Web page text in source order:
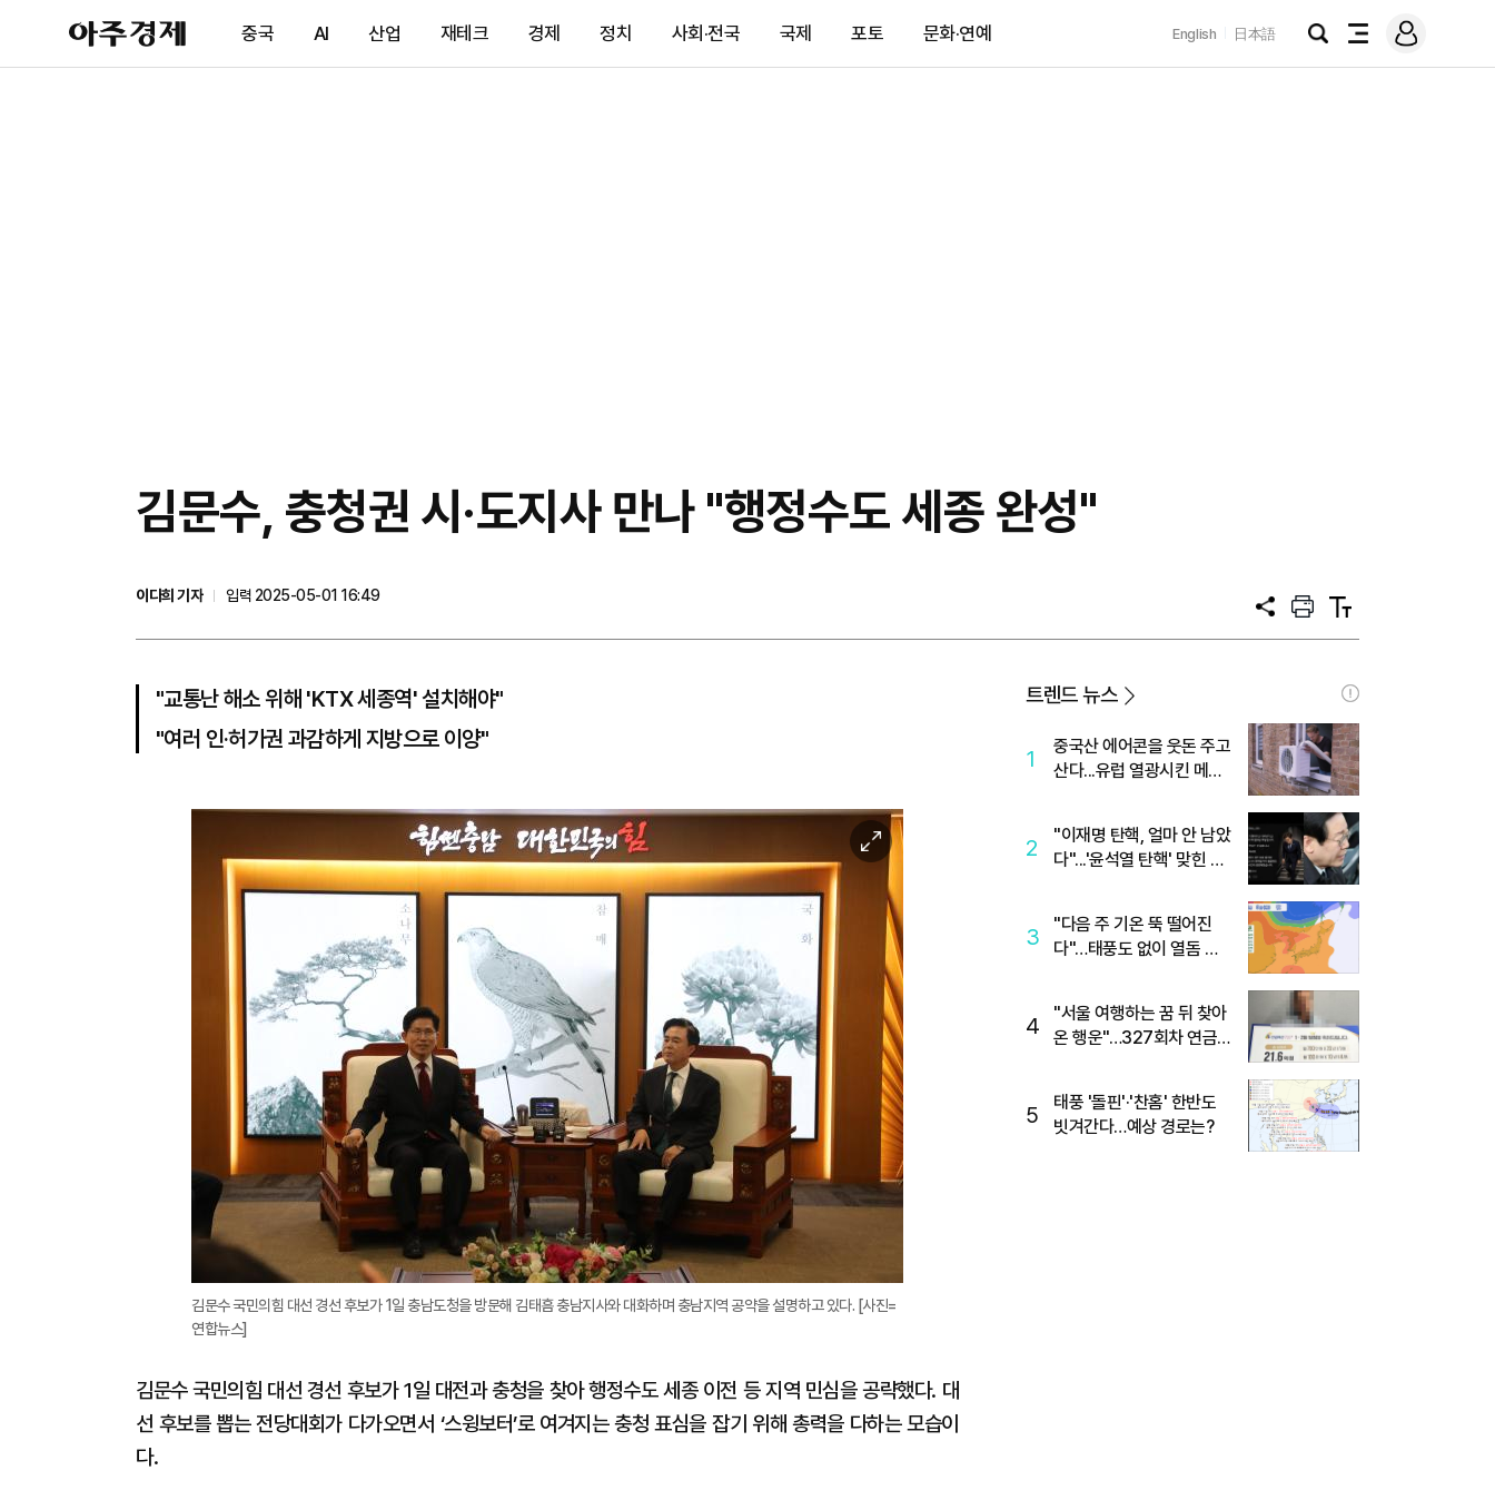
아
주
제
중국 AI 산업 재테크 경제 정치 사회·전국 국제 포토 문화·연예 English 日本語
검
전
메
그
김문수, 충청권 시·도지사 만나 "행정수도 세종 완성"
이다희 기자
입력 2025-05-01 16:49
공
프
트
텍
트
"교통난 해소 위해 'KTX 세종역' 설치해야"
"여러 인·허가권 과감하게 지방으로 이양"
이
미
김문수 국민의힘 대선 경선 후보가 1일 충남도청을 방문해 김태흠 충남지사와 대화하며 충남지역 공약을 설명하고 있다. [사진=
연합뉴스]
김문수 국민의힘 대선 경선 후보가 1일 대전과 충청을 찾아 행정수도 세종 이전 등 지역 민심을 공략했다. 대
선 후보를 뽑는 전당대회가 다가오면서 ‘스윙보터’로 여겨지는 충청 표심을 잡기 위해 총력을 다하는 모습이
다.
트렌드 뉴스
1
중국산 에어콘을 웃돈 주고
산다...유럽 열광시킨 메이
2
"이재명 탄핵, 얼마 안 남았
다"...'윤석열 탄핵' 맞힌 무
3
"다음 주 기온 뚝 떨어진
다"…태풍도 없이 열돔 박
4
"서울 여행하는 꿈 뒤 찾아
온 행운"…327회차 연금
5
태풍 '돌핀'·'찬홈' 한반도
빗겨간다…예상 경로는?